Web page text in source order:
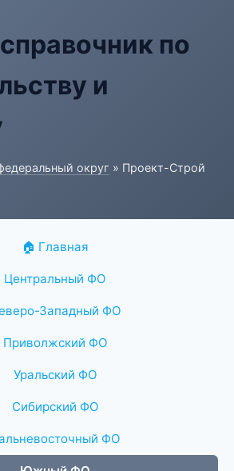
по
и
округ » Проект-Строй
🏠 Главная
Центральный ФО
Западный ФО
Приволжский ФО
Уральский ФО
Сибирский ФО
ФО